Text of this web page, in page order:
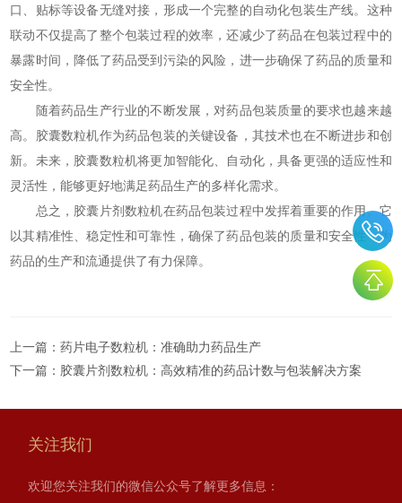
口、贴标等设备无缝对接，形成一个完整的自动化包装生产线。这种
联动不仅提高了整个包装过程的效率，还减少了药品在包装过程中的
暴露时间，降低了药品受到污染的风险，进一步确保了药品的质量和
安全性。
随着药品生产行业的不断发展，对药品包装质量的要求也越来越
高。胶囊数粒机作为药品包装的关键设备，其技术也在不断进步和创
新。未来，胶囊数粒机将更加智能化、自动化，具备更强的适应性和
灵活性，能够更好地满足药品生产的多样化需求。
总之，胶囊片剂数粒机在药品包装过程中发挥着重要的作用。它
以其精准性、稳定性和可靠性，确保了药品包装的质量和安全性，为
药品的生产和流通提供了有力保障。
上一篇：药片电子数粒机：准确助力药品生产
下一篇： 胶囊片剂数粒机：高效精准的药品计数与包装解决方案
关注我们
欢迎您关注我们的微信公众号了解更多信息：